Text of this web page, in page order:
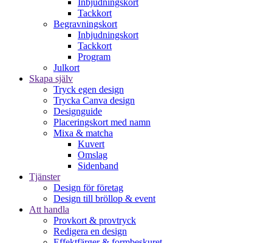
Inbjudningskort
Tackkort
Begravningskort
Inbjudningskort
Tackkort
Program
Julkort
Skapa själv
Tryck egen design
Trycka Canva design
Designguide
Placeringskort med namn
Mixa & matcha
Kuvert
Omslag
Sidenband
Tjänster
Design för företag
Design till bröllop & event
Att handla
Provkort & provtryck
Redigera en design